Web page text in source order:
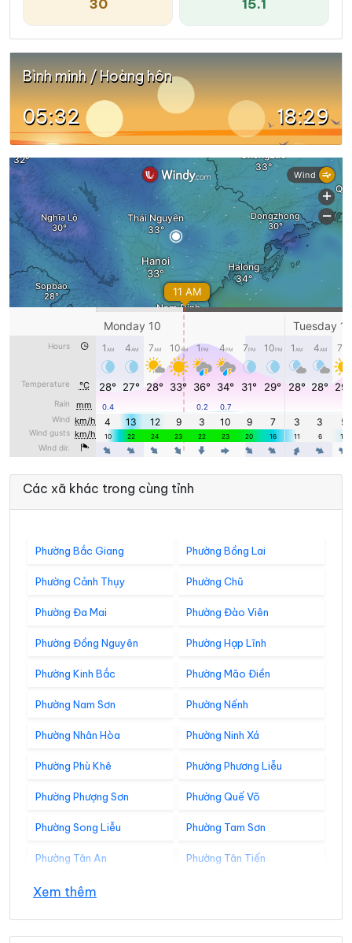
30 15.1
Bình minh / Hoàng hôn
05:32 18:29
Các xã khác trong cùng tỉnh
Phường Bắc Giang Phường Bồng Lai
Phường Cảnh Thụy Phường Chũ
Phường Đa Mai Phường Đào Viên
Phường Đồng Nguyên Phường Hạp Lĩnh
Phường Kinh Bắc Phường Mão Điền
Phường Nam Sơn Phường Nếnh
Phường Nhân Hòa Phường Ninh Xá
Phường Phù Khê Phường Phương Liễu
Phường Phượng Sơn Phường Quế Võ
Phường Song Liễu Phường Tam Sơn
Phường Tân An Phường Tân Tiến
Phường Thuận Thành
Phường Trạm Lộ Phường Trí Quả
Xem thêm